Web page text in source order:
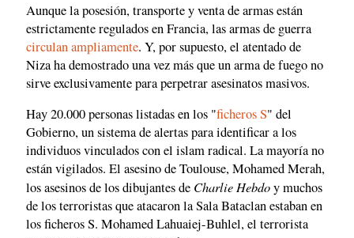
Aunque la posesión, transporte y venta de armas están
estrictamente regulados en Francia, las armas de guerra
circulan ampliamente. Y, por supuesto, el atentado de
Niza ha demostrado una vez más que un arma de fuego no
sirve exclusivamente para perpetrar asesinatos masivos.
Hay 20.000 personas listadas en los "ficheros S" del
Gobierno, un sistema de alertas para identificar a los
individuos vinculados con el islam radical. La mayoría no
están vigilados. El asesino de Toulouse, Mohamed Merah,
los asesinos de los dibujantes de Charlie Hebdoy muchos
de los terroristas que atacaron la Sala Bataclan estaban en
los ficheros S. Mohamed Lahuaiej-Buhlel, el terrorista